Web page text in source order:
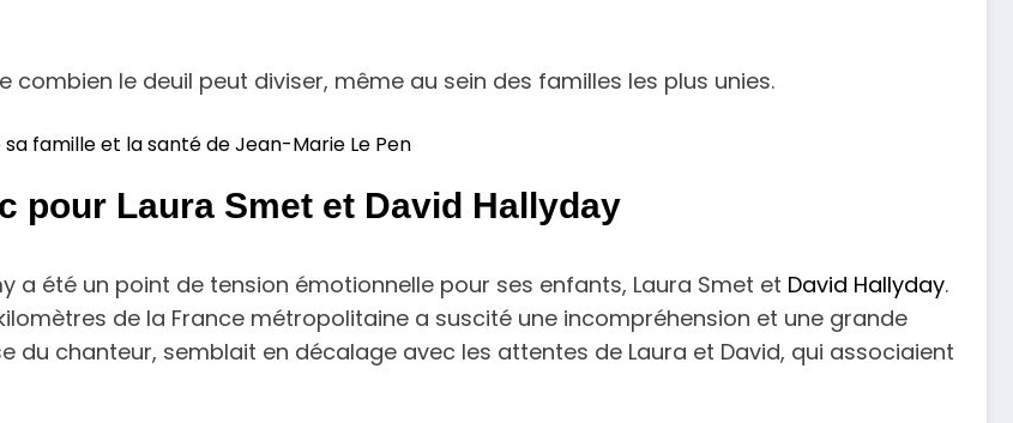
le deuil peut diviser, même au sein des familles les plus unies.
famille et la santé de Jean-Marie Le Pen
pour Laura Smet et David Hallyday
a été un point de tension émotionnelle pour ses enfants, Laura Smet et David Hallyday.
de la France métropolitaine a suscité une incompréhension et une grande
du chanteur, semblait en décalage avec les attentes de Laura et David, qui associaient